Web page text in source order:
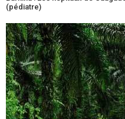
(pédiatre)